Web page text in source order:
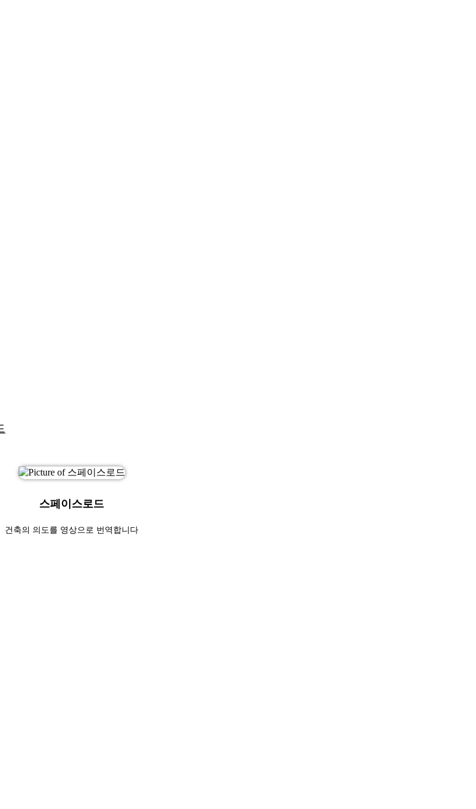
스페이스로드
건축의 의도를 영상으로 번역합니다